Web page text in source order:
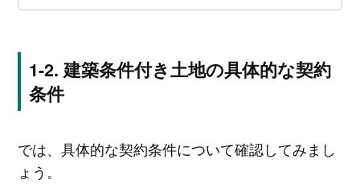
建築条件付き土地の具体的な契約
条件
では、具体的な契約条件について確認してみまし
ょう。